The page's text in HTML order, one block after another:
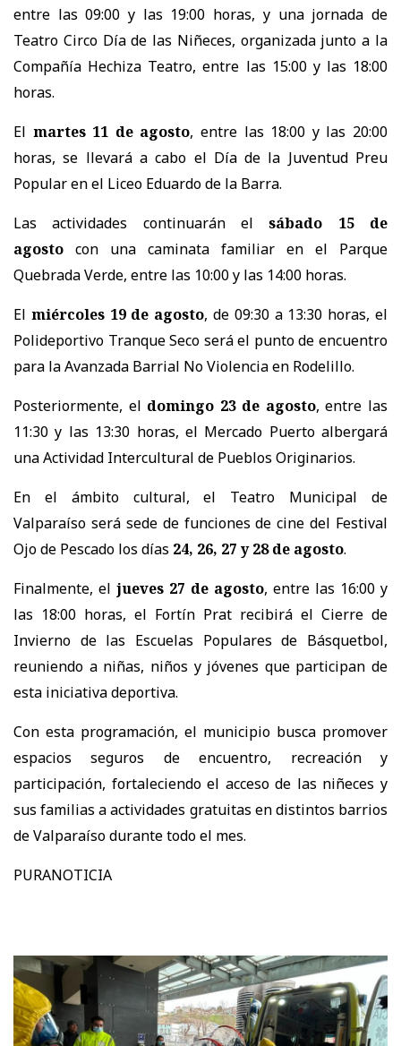
entre las 09:00 y las 19:00 horas, y una jornada de
Teatro Circo Día de las Niñeces, organizada junto a la
Compañía Hechiza Teatro, entre las 15:00 y las 18:00
horas.
El martes 11 de agosto, entre las 18:00 y las 20:00
horas, se llevará a cabo el Día de la Juventud Preu
Popular en el Liceo Eduardo de la Barra.
Las actividades continuarán el
sábado 15 de
agosto con una caminata familiar en el Parque
Quebrada Verde, entre las 10:00 y las 14:00 horas.
El miércoles 19 de agosto, de 09:30 a 13:30 horas, el
Polideportivo Tranque Seco será el punto de encuentro
para la Avanzada Barrial No Violencia en Rodelillo.
Posteriormente, el domingo 23 de agosto, entre las
11:30 y las 13:30 horas, el Mercado Puerto albergará
una Actividad Intercultural de Pueblos Originarios.
En el ámbito cultural, el Teatro Municipal de
Valparaíso será sede de funciones de cine del Festival
Ojo de Pescado los días 24, 26, 27 y 28 de agosto.
Finalmente, el jueves 27 de agosto, entre las 16:00 y
las 18:00 horas, el Fortín Prat recibirá el Cierre de
Invierno de las Escuelas Populares de Básquetbol,
reuniendo a niñas, niños y jóvenes que participan de
esta iniciativa deportiva.
Con esta programación, el municipio busca promover
espacios seguros de encuentro, recreación y
participación, fortaleciendo el acceso de las niñeces y
sus familias a actividades gratuitas en distintos barrios
de Valparaíso durante todo el mes.
PURANOTICIA